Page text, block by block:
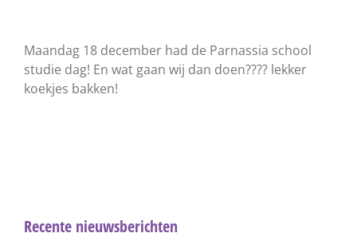
Maandag 18 december had de Parnassia school
studie dag! En wat gaan wij dan doen???? lekker
koekjes bakken!
Recente nieuwsberichten